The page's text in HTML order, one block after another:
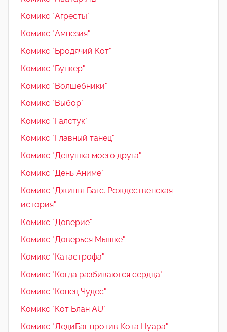
Комикс "Агресты"
Комикс "Амнезия"
Комикс "Бродячий Кот"
Комикс "Бункер"
Комикс "Волшебники"
Комикс "Выбор"
Комикс "Галстук"
Комикс "Главный танец"
Комикс "Девушка моего друга"
Комикс "День Аниме"
Комикс "Джингл Багс. Рождественская
история"
Комикс "Доверие"
Комикс "Доверься Мышке"
Комикс "Катастрофа"
Комикс "Когда разбиваются сердца"
Комикс "Конец Чудес"
Комикс "Кот Блан AU"
Комикс "ЛедиБаг против Кота Нуара"